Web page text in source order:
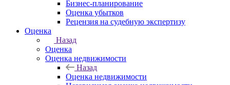
Бизнес-планирование
Оценка убытков
Рецензия на судебную экспертизу
Оценка
Назад
Оценка
Оценка недвижимости
Назад
Оценка недвижимости